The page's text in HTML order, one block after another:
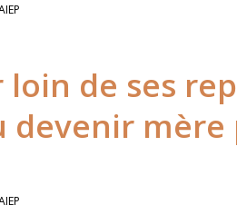
loin de ses
devenir mère